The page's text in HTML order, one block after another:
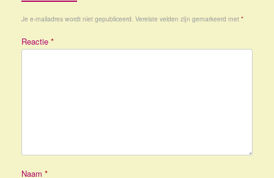
Je e-mailadres wordt niet gepubliceerd. Vereiste velden zijn gemarkeerd met *
Reactie *
Naam *